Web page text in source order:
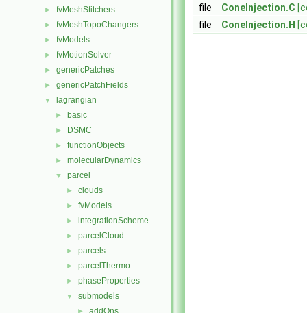
► fvMeshStitchers
► fvMeshTopoChangers
► fvModels
► fvMotionSolver
► genericPatches
► genericPatchFields
▼ lagrangian
► basic
► DSMC
► functionObjects
► molecularDynamics
▼ parcel
► clouds
► fvModels
► integrationScheme
► parcelCloud
► parcels
► parcelThermo
► phaseProperties
▼ submodels
addOns
file ConeInjection.C
file
ConeInjection.H